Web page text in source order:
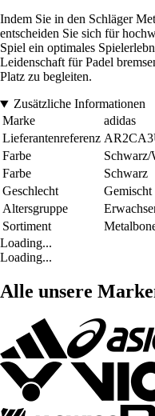
Indem Sie in den Schläger
entscheiden Sie sich für
Spiel ein optimales
Leidenschaft für Padel
Platz zu begleiten.
Zusätzliche Informationen
Marke
adidas
Lieferantenreferenz
Farbe
Schwarz/
Farbe
Schwarz
Geschlecht
Gemischt
Altersgruppe
Sortiment
Loading...
Loading...
Alle unsere